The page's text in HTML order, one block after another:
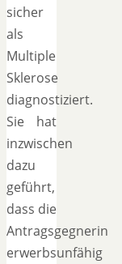
sicher
als
Multiple
Sklerose
diagnostiziert.
Sie hat
inzwischen
dazu
geführt,
dass die
Antragsgegnerin
erwerbsunfähig